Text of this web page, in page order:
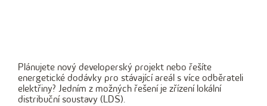
Plánujete nový developerský projekt nebo řešíte
energetické dodávky pro stávající areál s více odběrateli
elektřiny? Jedním z možných řešení je zřízení lokální
distribuční soustavy (LDS).